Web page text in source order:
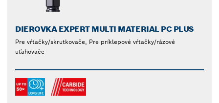
DIEROVKA EXPERT MULTI MATERIAL PC PLUS
Pre vŕtačky/skrutkovače, Pre príklepové vŕtačky/rázové
uťahovače